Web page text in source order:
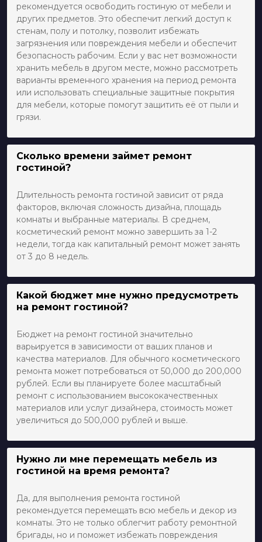
рекомендуется освободить гостиную от мебели и
других предметов. Это обеспечит легкий доступ к
стенам, полу и потолку, позволит избежать
загрязнения или повреждения мебели и обеспечит
безопасность рабочим. Если у вас нет возможности
хранить мебель в другом месте, можно рассмотреть
варианты временного хранения на период ремонта
или использовать специальные защитные покрытия
для мебели, которые помогут защитить её от пыли и
грязи.
Сколько времени займет ремонт
гостиной?
Длительность ремонта гостиной зависит от ряда
факторов, включая сложность дизайна, площадь
комнаты и выбранные материалы. В среднем,
косметический ремонт можно завершить за 1-2
недели, тогда как капитальный ремонт может занять
от 3 до 8 недель.
Какой бюджет мне нужно предусмотреть
на ремонт гостиной?
Бюджет на ремонт гостиной значительно
варьируется в зависимости от ваших планов и
качества материалов. Для обычного косметического
ремонта может потребоваться от 50,000 до 200,000
рублей. Если вы планируете более масштабный
ремонт с использованием высококачественных
материалов или услуг дизайнера, стоимость может
увеличиться до 500,000 рублей и выше.
Нужно ли мне перемещать мебель из
гостиной на время ремонта?
Да, для выполнения ремонта гостиной
рекомендуется перемещать всю мебель и декор из
комнаты. Это не только облегчит работу ремонтной
бригады, но и поможет избежать повреждения